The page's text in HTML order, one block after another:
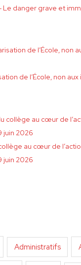
Le danger grave et
de l’École, non
au cœur de
juin 2026
Administratifs